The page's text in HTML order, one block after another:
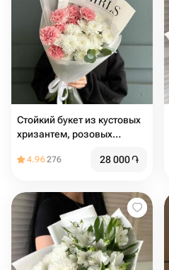
Стойкий букет из кустовых
хризантем, розовых
4.96276 28 000֏